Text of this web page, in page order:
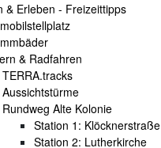
& Erleben - Freizeittipps
& Radfahren
TERRA.tracks
Aussichtstürme
Rundweg Alte Kolonie
Station 1: Klöcknerstraße
Station 2: Lutherkirche